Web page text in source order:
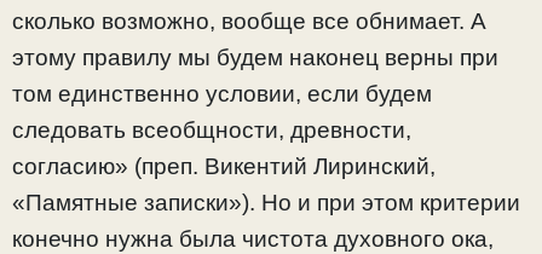
сколько возможно, вообще все обнимает. А
этому правилу мы будем наконец верны при
том единственно условии, если будем
следовать всеобщности, древности,
согласию» (преп. Викентий Лиринский,
«Памятные записки»). Но и при этом критерии
конечно нужна была чистота духовного ока,